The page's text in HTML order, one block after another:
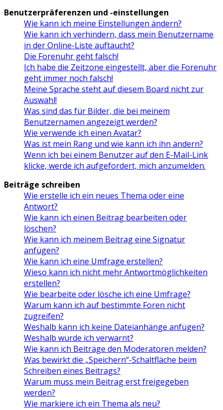
Benutzerpräferenzen und -einstellungen
Wie kann ich meine Einstellungen ändern?
Wie kann ich verhindern, dass mein Benutzername
in der Online-Liste auftaucht?
Die Forenuhr geht falsch!
Ich habe die Zeitzone eingestellt, aber die Forenuhr
geht immer noch falsch!
Meine Sprache steht auf diesem Board nicht zur
Auswahl!
Was sind das für Bilder, die bei meinem
Benutzernamen angezeigt werden?
Wie verwende ich einen Avatar?
Was ist mein Rang und wie kann ich ihn ändern?
Wenn ich bei einem Benutzer auf den E-Mail-Link
klicke, werde ich aufgefordert, mich anzumelden.
Beiträge schreiben
Wie erstelle ich ein neues Thema oder eine
Antwort?
Wie kann ich einen Beitrag bearbeiten oder
löschen?
Wie kann ich meinem Beitrag eine Signatur
anfügen?
Wie kann ich eine Umfrage erstellen?
Wieso kann ich nicht mehr Antwortmöglichkeiten
erstellen?
Wie bearbeite oder lösche ich eine Umfrage?
Warum kann ich auf bestimmte Foren nicht
zugreifen?
Weshalb kann ich keine Dateianhänge anfügen?
Weshalb wurde ich verwarnt?
Wie kann ich Beiträge den Moderatoren melden?
Was bewirkt die „Speichern“-Schaltfläche beim
Schreiben eines Beitrags?
Warum muss mein Beitrag erst freigegeben
werden?
Wie markiere ich ein Thema als neu?